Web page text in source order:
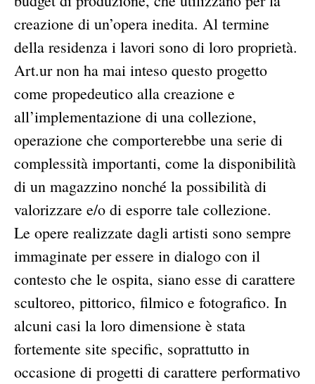
creazione di un’opera inedita. Al termine
della residenza i lavori sono di loro proprietà.
Art.ur non ha mai inteso questo progetto
come propedeutico alla creazione e
all’implementazione di una collezione,
operazione che comporterebbe una serie di
complessità importanti, come la disponibilità
di un magazzino nonché la possibilità di
valorizzare e/o di esporre tale collezione.
Le opere realizzate dagli artisti sono sempre
immaginate per essere in dialogo con il
contesto che le ospita, siano esse di carattere
scultoreo, pittorico, filmico e fotografico. In
alcuni casi la loro dimensione è stata
fortemente site specific, soprattutto in
occasione di progetti di carattere performativo